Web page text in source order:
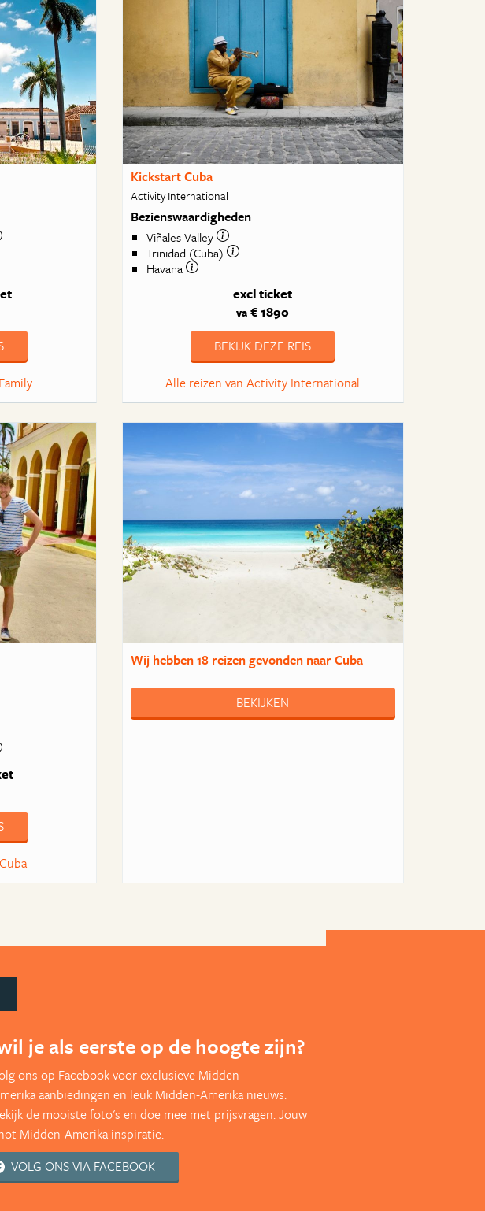
Kickstart Cuba
Activity International
Bezienswaardigheden
Viñales Valley
Trinidad (Cuba)
Havana
excl ticket
va € 1890
BEKIJK DEZE REIS
Alle reizen van Activity International
Wij hebben18 reizengevonden naar Cuba
BEKIJKEN
je als eerste op de hoogte zijn?
ons op Facebook voor exclusieve Midden-
aanbiedingen en leuk Midden-Amerika nieuws.
de mooiste foto's en doe mee met prijsvragen. Jouw
Midden-Amerika inspiratie.
VOLG ONS VIA FACEBOOK